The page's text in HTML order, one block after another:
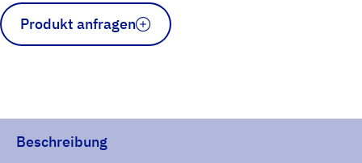
XT
Sensor
O2
Produkt anfragen
Beschreibung